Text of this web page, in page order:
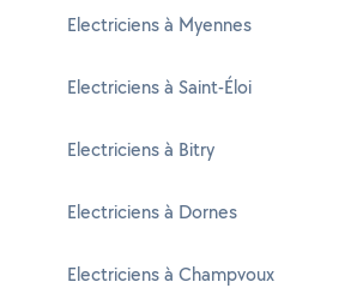
Electriciens à Myennes
Electriciens à Saint-Éloi
Electriciens à Bitry
Electriciens à Dornes
Electriciens à Champvoux